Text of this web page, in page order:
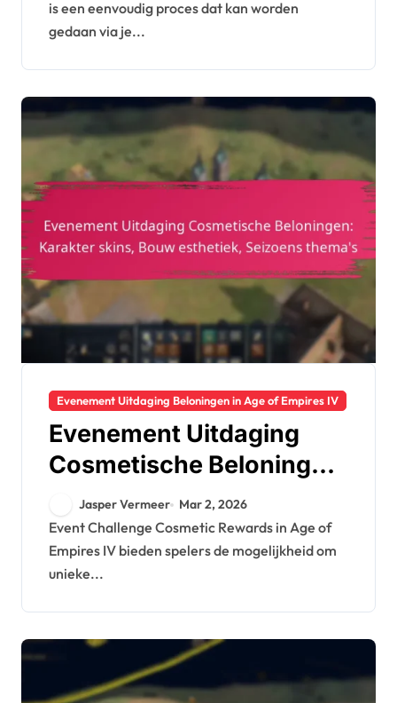
Vervaldatums
is een eenvoudig proces dat kan worden
gedaan via je...
Evenement Uitdaging Beloningen in Age of Empires IV
Evenement Uitdaging
Cosmetische Beloningen:
Karakter skins, Bouw
esthetiek, Seizoens
thema’s
Jasper Vermeer Mar 2, 2026
Event Challenge Cosmetic Rewards in Age of
Empires IV bieden spelers de mogelijkheid om
unieke...